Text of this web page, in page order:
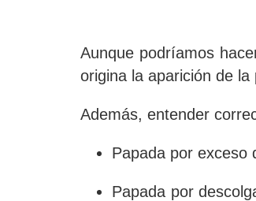
Aunque podríamos
origina la aparición de la
Además, entender
Papada por exceso
Papada por